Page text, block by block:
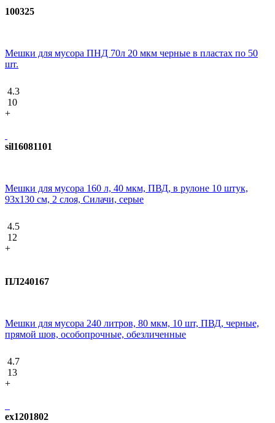
100325
Мешки для мусора ПНД 70л 20 мкм черные в пластах по 50
шт.
4.3
10
+
sil16081101
Мешки для мусора 160 л, 40 мкм, ПВД, в рулоне 10 штук,
93х130 см, 2 слоя, Силачи, серые
4.5
12
+
ПЛ240167
Мешки для мусора 240 литров, 80 мкм, 10 шт, ПВД, черные,
прямой шов, особопрочные, обезличенные
4.7
13
+
ex1201802